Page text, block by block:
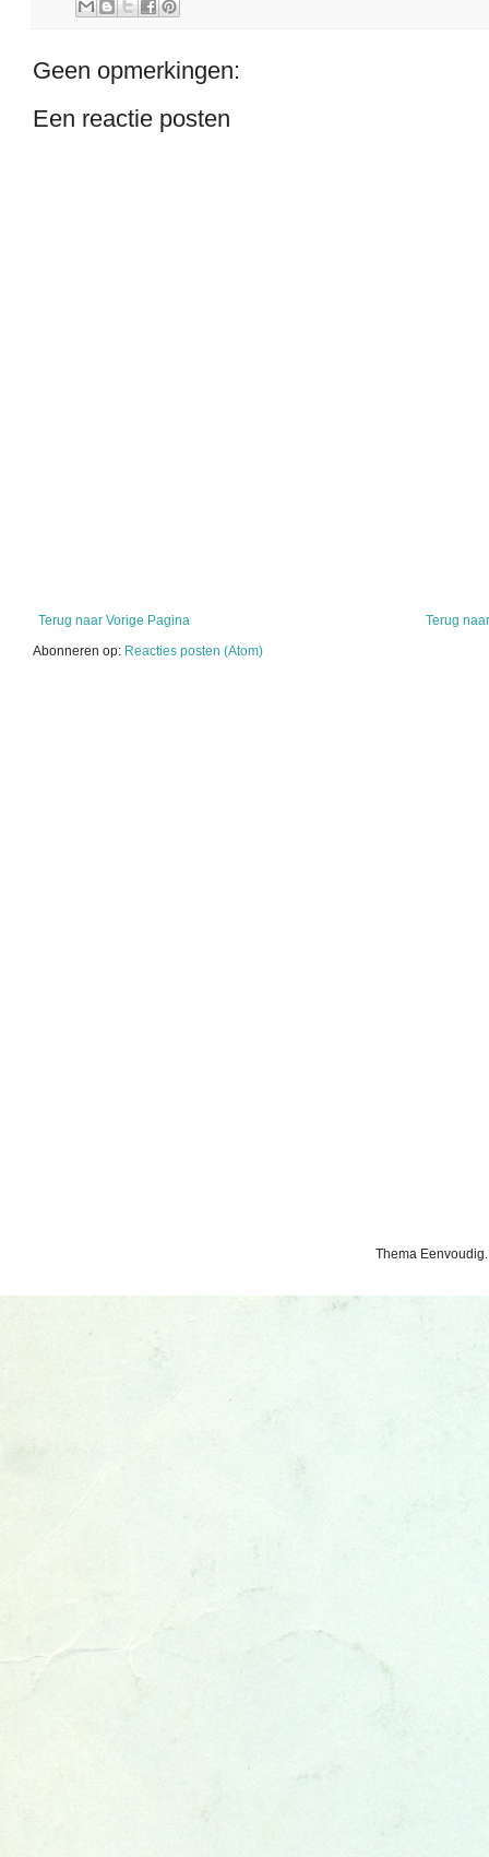
Geen opmerkingen:
Een reactie posten
Terug naar Vorige Pagina
Terug
Abonneren op: Reacties posten (Atom)
Thema